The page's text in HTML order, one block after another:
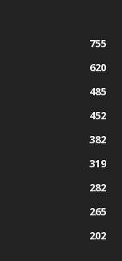
755
620
485
452
382
319
282
265
202